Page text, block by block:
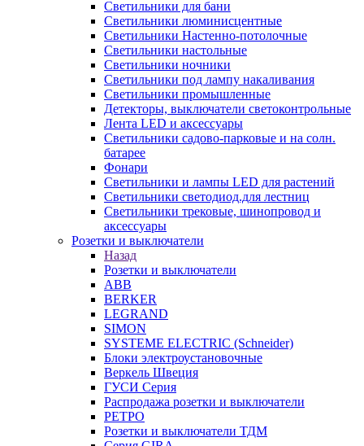
Светильники для бани
Светильники люминисцентные
Светильники Настенно-потолочные
Светильники настольные
Светильники ночники
Светильники под лампу накаливания
Светильники промышленные
Детекторы, выключатели светоконтрольные
Лента LED и аксессуары
Светильники садово-парковые и на солн.
батарее
Фонари
Светильники и лампы LED для растений
Светильники светодиод.для лестниц
Светильники трековые, шинопровод и
аксессуары
Розетки и выключатели
Назад
Розетки и выключатели
ABB
BERKER
LEGRAND
SIMON
SYSTEME ELECTRIC (Schneider)
Блоки электроустановочные
Веркель Швеция
ГУСИ Серия
Распродажа розетки и выключатели
РЕТРО
Розетки и выключатели ТДМ